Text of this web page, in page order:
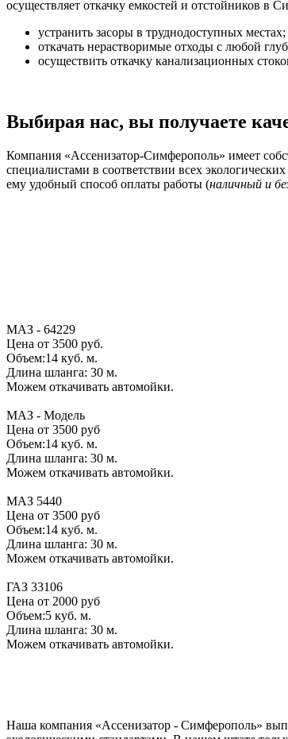
осуществляет откачку емкостей и отстойников в
устранить засоры в труднодоступных местах;
откачать нерастворимые отходы с любой
осуществить откачку канализационных
Выбирая нас, вы получаете
Компания «Ассенизатор-Симферополь» имеет
специалистами в соответствии всех
ему удобный способ оплаты работы (наличный и
МАЗ - 64229
Цена от 3500 руб.
Объем:14 куб. м.
Длина шланга: 30 м.
Можем откачивать автомойки.
МАЗ - Модель
Цена от 3500 руб
Объем:14 куб. м.
Длина шланга: 30 м.
Можем откачивать автомойки.
МАЗ 5440
Цена от 3500 руб
Объем:14 куб. м.
Длина шланга: 30 м.
Можем откачивать автомойки.
ГАЗ 33106
Цена от 2000 руб
Объем:5 куб. м.
Длина шланга: 30 м.
Можем откачивать автомойки.
Наша компания «Ассенизатор - Симферополь»